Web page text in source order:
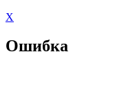
X
Ошибка